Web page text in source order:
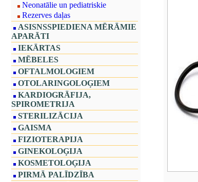
Neonatālie un pediatriskie
Rezerves daļas
ASISNSSPIEDIENA MĒRĀMIE
APARĀTI
IEKĀRTAS
MĒBELES
OFTALMOLOGIEM
OTOLARINGOLOĢIEM
KARDIOGRĀFIJA,
SPIROMETRIJA
STERILIZĀCIJA
GAISMA
FIZIOTERAPIJA
GINEKOLOĢIJA
KOSMETOLOĢIJA
PIRMĀ PALĪDZĪBA